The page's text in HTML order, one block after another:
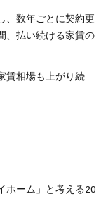
、数年ごとに契約更
、払い続ける家賃の
賃相場も上がり続
ホーム」と考える20